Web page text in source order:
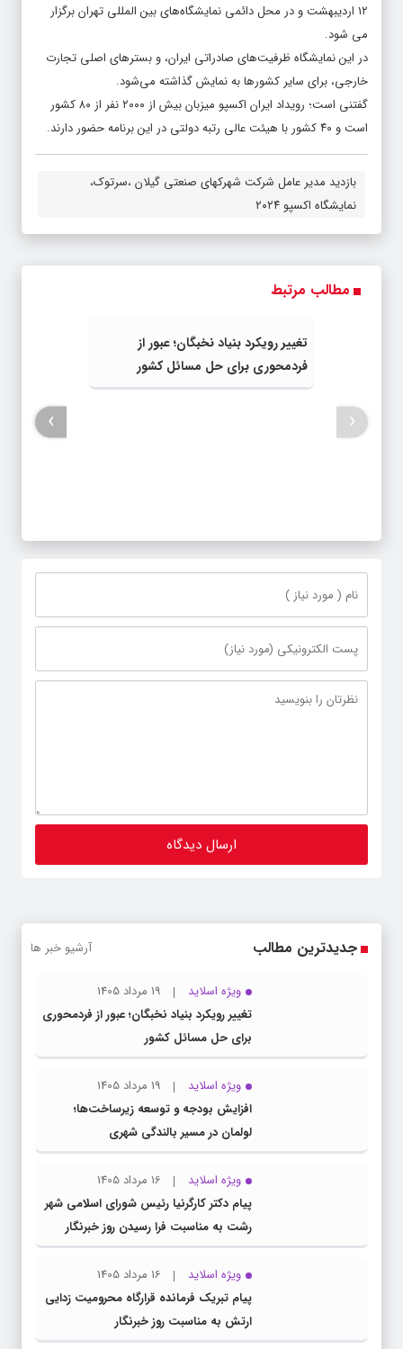
۱۲ اردیبهشت و در محل دائمی نمایشگاه‌های بین المللی تهران برگزار
می شود.
در این نمایشگاه ظرفیت‌های صادراتی ایران، و بسترهای اصلی تجارت
خارجی، برای سایر کشورها به نمایش گذاشته می‌شود.
گفتنی است؛ رویداد ایران اکسپو میزبان بیش از ۲۰۰۰ نفر از ۸۰ کشور
است و ۴۰ کشور با هیئت عالی رتبه دولتی در این برنامه حضور دارند.
بازدید مدیر عامل شرکت شهرکهای صنعتی گیلان ،سرتوک،
نمایشگاه اکسپو ۲۰۲۴
مطالب مرتبط
تغییر رویکرد بنیاد نخبگان؛ عبور از
فردمحوری برای حل مسائل کشور
‹
›
جدیدترین مطالب آرشیو خبر ها
ویژه اسلاید
19 مرداد 1405
تغییر رویکرد بنیاد نخبگان؛ عبور از فردمحوری
برای حل مسائل کشور
ویژه اسلاید
19 مرداد 1405
افزایش بودجه و توسعه زیرساخت‌ها؛
لولمان در مسیر بالندگی شهری
ویژه اسلاید
16 مرداد 1405
پیام دکتر کارگرنیا رئیس شورای اسلامی شهر
رشت به مناسبت فرا رسیدن روز خبرنگار
ویژه اسلاید
16 مرداد 1405
پیام تبریک فرمانده قرارگاه محرومیت‌ زدایی
ارتش به مناسبت روز خبرنگار